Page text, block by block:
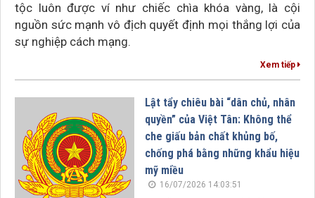
tộc luôn được ví như chiếc chìa khóa vàng, là cội
nguồn sức mạnh vô địch quyết định mọi thắng lợi của
sự nghiệp cách mạng.
Xem tiếp
Lật tẩy chiêu bài “dân chủ, nhân
quyền” của Việt Tân: Không thể
che giấu bản chất khủng bố,
chống phá bằng những khẩu hiệu
mỹ miều
16/07/2026 14:03:51